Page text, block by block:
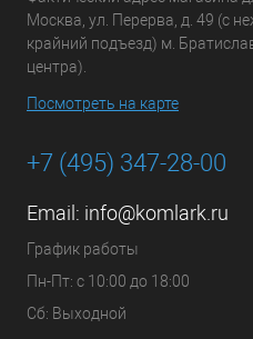
Москва, ул. Перерва, д. 49 (с
крайний подъезд) м.
центра).
Посмотреть на карте
+7 (495) 347-28-00
Email: info@komlark.ru
График работы
Пн-Пт: с 10:00 до 18:00
Сб: Выходной